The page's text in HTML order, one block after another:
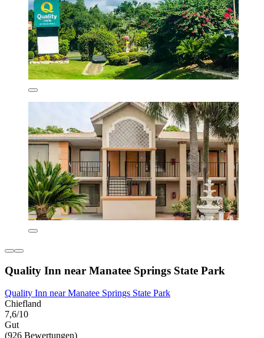
Quality Inn near Manatee Springs State Park
Quality Inn near Manatee Springs State Park
Chiefland
7,6/10
Gut
(926 Bewertungen)